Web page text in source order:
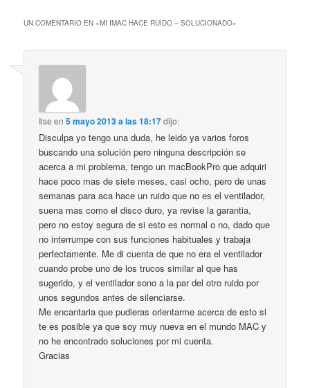
UN COMENTARIO EN «MI IMAC HACE RUIDO – SOLUCIONADO»
Ilse en5 mayo 2013 a las 18:17dijo:
Disculpa yo tengo una duda, he leido ya varios foros
buscando una solución pero ninguna descripción se
acerca a mi problema, tengo un macBookPro que adquiri
hace poco mas de siete meses, casi ocho, pero de unas
semanas para aca hace un ruido que no es el ventilador,
suena mas como el disco duro, ya revise la garantia,
pero no estoy segura de si esto es normal o no, dado que
no interrumpe con sus funciones habituales y trabaja
perfectamente. Me di cuenta de que no era el ventilador
cuando probe uno de los trucos similar al que has
sugerido, y el ventilador sono a la par del otro ruido por
unos segundos antes de silenciarse.
Me encantaria que pudieras orientarme acerca de esto si
te es posible ya que soy muy nueva en el mundo MAC y
no he encontrado soluciones por mi cuenta.
Gracias